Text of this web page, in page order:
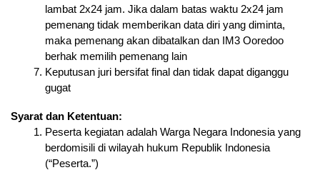
lambat 2x24 jam. Jika dalam batas waktu 2x24 jam
pemenang tidak memberikan data diri yang diminta,
maka pemenang akan dibatalkan dan IM3 Ooredoo
berhak memilih pemenang lain
Keputusan juri bersifat final dan tidak dapat diganggu
gugat
Syarat dan Ketentuan:
Peserta kegiatan adalah Warga Negara Indonesia yang
berdomisili di wilayah hukum Republik Indonesia
(“Peserta.”)